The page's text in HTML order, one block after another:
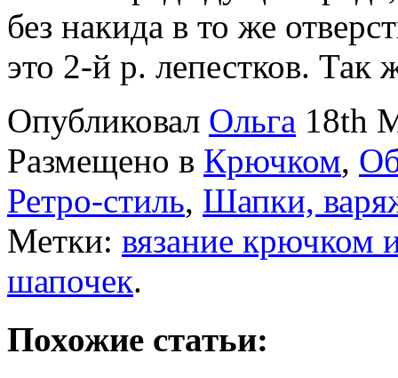
без накида в то же
это 2-й р. лепестков. Так
Опубликовал Ольга 18th
Размещено в Крючком,
Ретро-стиль, Шапки,
Метки: вязание крючком
шапочек.
Похожие статьи: